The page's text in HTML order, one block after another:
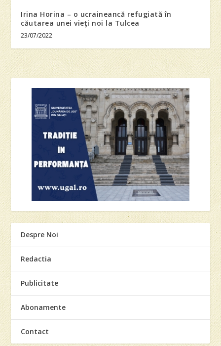
Irina Horina – o ucraineancă refugiată în
căutarea unei vieţi noi la Tulcea
23/07/2022
Despre Noi
Redactia
Publicitate
Abonamente
Contact